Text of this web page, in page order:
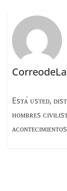
o
k
Esᴛᴀ́ ᴜsᴛᴇᴅ,
ʜᴏᴍʙʀᴇs